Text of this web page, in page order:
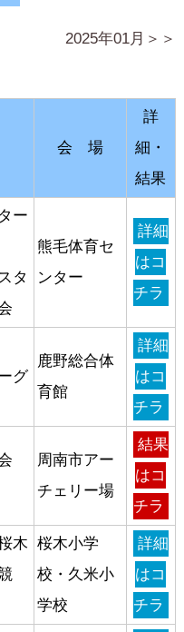
2025年01月＞＞
会 場
詳
細・
結果
ー
タ
熊毛体育セ
ンター
詳細
はコ
チラ
グ
鹿野総合体
育館
詳細
はコ
チラ
会
周南市アー
チェリー場
結果
はコ
チラ
木 桜木小学
校・久米小
学校
詳細
はコ
チラ